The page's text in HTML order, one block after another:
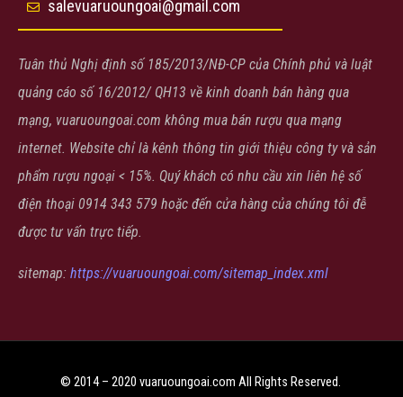
salevuaruoungoai@gmail.com
Tuân thủ Nghị định số 185/2013/NĐ-CP của Chính phủ và luật
quảng cáo số 16/2012/ QH13 về kinh doanh bán hàng qua
mạng, vuaruoungoai.com không mua bán rượu qua mạng
internet. Website chỉ là kênh thông tin giới thiệu công ty và sản
phẩm rượu ngoại < 15%. Quý khách có nhu cầu xin liên hệ số
điện thoại 0914 343 579 hoặc đến cửa hàng của chúng tôi đễ
được tư vấn trực tiếp.
sitemap: https://vuaruoungoai.com/sitemap_index.xml
© 2014 – 2020 vuaruoungoai.com All Rights Reserved.